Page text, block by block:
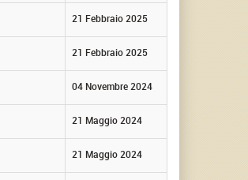
21 Febbraio 2025
21 Febbraio 2025
04 Novembre 2024
21 Maggio 2024
21 Maggio 2024